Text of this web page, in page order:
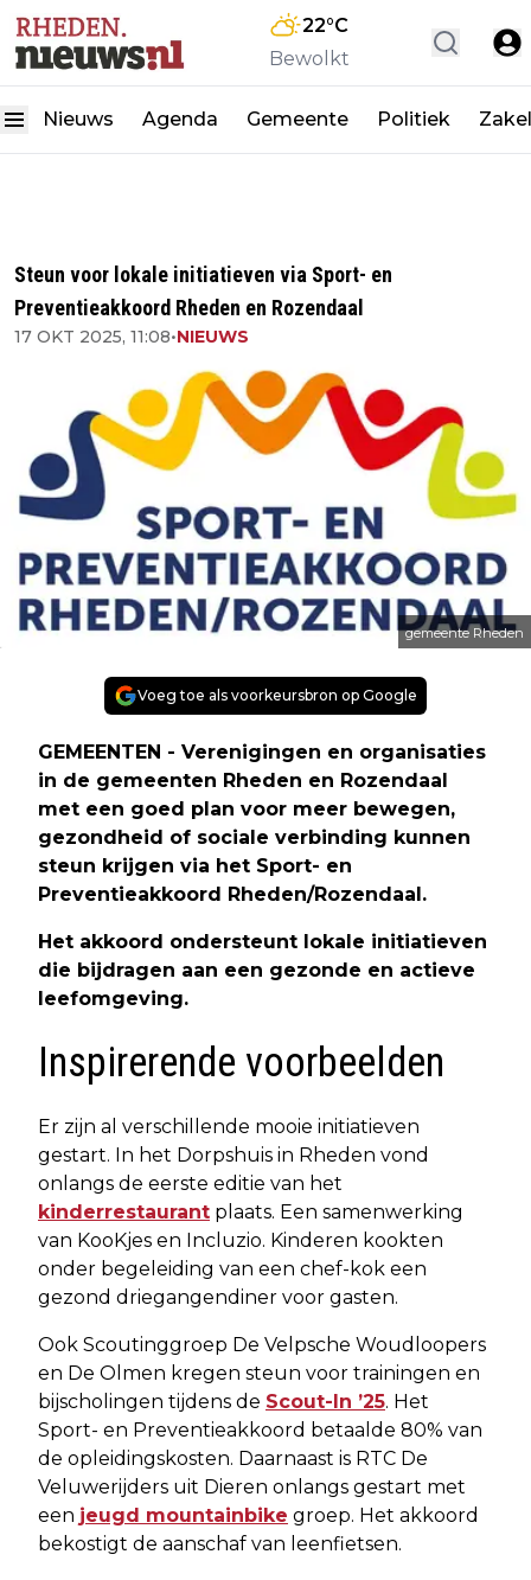
22°C
Bewolkt
Nieuws Agenda Gemeente Politiek
Steun voor lokale initiatieven via Sport- en
Preventieakkoord Rheden en Rozendaal
17 OKT 2025, 11:08•NIEUWS
gemeente Rheden
Voeg toe als voorkeursbron op Google
GEMEENTEN - Verenigingen en organisaties
in de gemeenten Rheden en Rozendaal
met een goed plan voor meer bewegen,
gezondheid of sociale verbinding kunnen
steun krijgen via het Sport- en
Preventieakkoord Rheden/Rozendaal.
Het akkoord ondersteunt lokale initiatieven
die bijdragen aan een gezonde en actieve
leefomgeving.
Inspirerende voorbeelden
Er zijn al verschillende mooie initiatieven
gestart. In het Dorpshuis in Rheden vond
onlangs de eerste editie van het
kinderrestaurant plaats. Een samenwerking
van KooKjes en Incluzio. Kinderen kookten
onder begeleiding van een chef-kok een
gezond driegangendiner voor gasten.
Ook Scoutinggroep De Velpsche Woudloopers
en De Olmen kregen steun voor trainingen en
bijscholingen tijdens de Scout-In ’25. Het
Sport- en Preventieakkoord betaalde 80% van
de opleidingskosten. Daarnaast is RTC De
Veluwerijders uit Dieren onlangs gestart met
een jeugd mountainbike groep. Het akkoord
bekostigt de aanschaf van leenfietsen.